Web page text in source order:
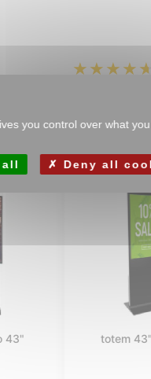
you control over what
all Deny all